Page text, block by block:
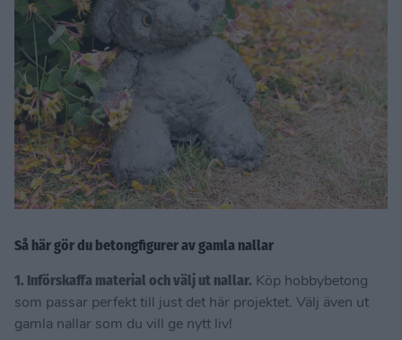
Så här gör du betongfigurer av gamla nallar
1. Införskaffa material och välj ut nallar. Köp hobbybetong
som passar perfekt till just det här projektet. Välj även ut
gamla nallar som du vill ge nytt liv!